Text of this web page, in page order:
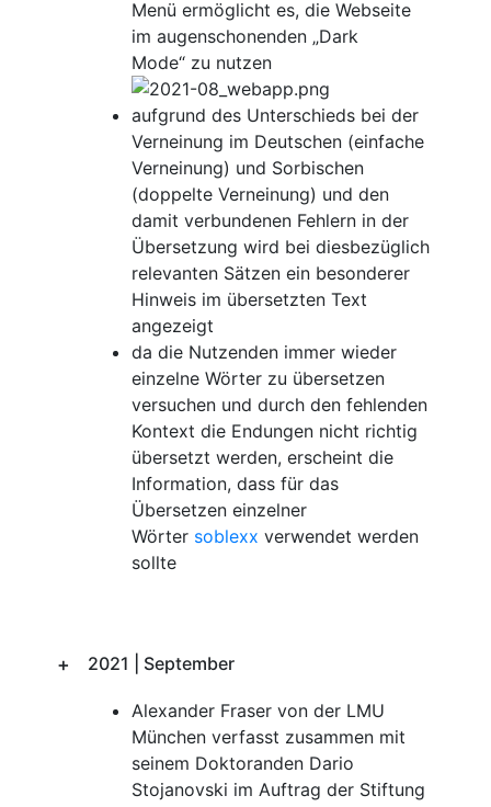
Menü ermöglicht es, die Webseite
im augenschonenden „Dark
Mode“ zu nutzen
aufgrund des Unterschieds bei der
Verneinung im Deutschen (einfache
Verneinung) und Sorbischen
(doppelte Verneinung) und den
damit verbundenen Fehlern in der
Übersetzung wird bei diesbezüglich
relevanten Sätzen ein besonderer
Hinweis im übersetzten Text
angezeigt
da die Nutzenden immer wieder
einzelne Wörter zu übersetzen
versuchen und durch den fehlenden
Kontext die Endungen nicht richtig
übersetzt werden, erscheint die
Information, dass für das
Übersetzen einzelner
Wörter soblexx verwendet werden
sollte
2021 | September
Alexander Fraser von der LMU
München verfasst zusammen mit
seinem Doktoranden Dario
Stojanovski im Auftrag der Stiftung